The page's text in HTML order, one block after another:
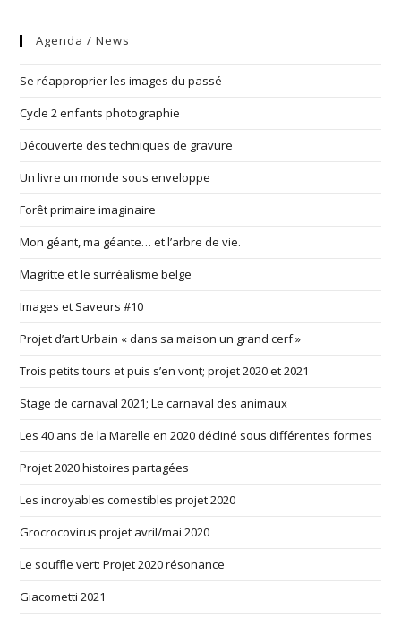
Agenda / News
Se réapproprier les images du passé
Cycle 2 enfants photographie
Découverte des techniques de gravure
Un livre un monde sous enveloppe
Forêt primaire imaginaire
Mon géant, ma géante… et l’arbre de vie.
Magritte et le surréalisme belge
Images et Saveurs #10
Projet d’art Urbain « dans sa maison un grand cerf »
Trois petits tours et puis s’en vont; projet 2020 et 2021
Stage de carnaval 2021; Le carnaval des animaux
Les 40 ans de la Marelle en 2020 décliné sous différentes formes
Projet 2020 histoires partagées
Les incroyables comestibles projet 2020
Grocrocovirus projet avril/mai 2020
Le souffle vert: Projet 2020 résonance
Giacometti 2021